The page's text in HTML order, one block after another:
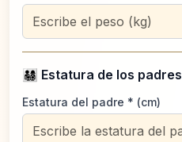
👨‍👩‍👧‍👦 Estatura de los padres
Estatura del padre * (cm)